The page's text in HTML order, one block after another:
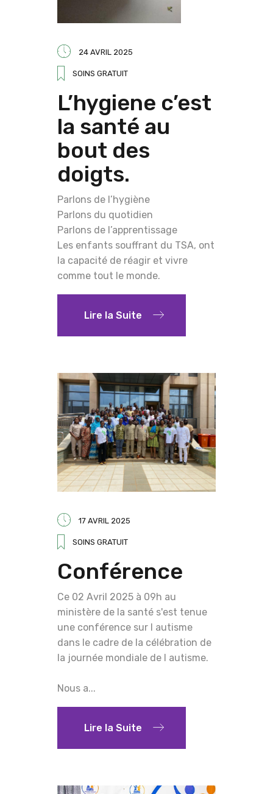
24 AVRIL 2025
SOINS GRATUIT
L’hygiene c’est
la santé au
bout des
doigts.
Parlons de l’hygiène
Parlons du quotidien
Parlons de l’apprentissage
Les enfants souffrant du TSA, ont
la capacité de réagir et vivre
comme tout le monde.
Lire la Suite
17 AVRIL 2025
SOINS GRATUIT
Conférence
Ce 02 Avril 2025 à 09h au
ministère de la santé s'est tenue
une conférence sur l autisme
dans le cadre de la célébration de
la journée mondiale de l autisme.
Nous a...
Lire la Suite